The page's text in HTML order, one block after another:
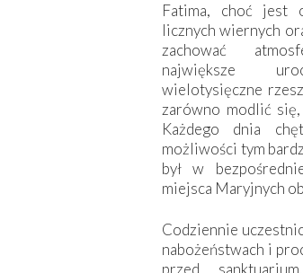
Fatima, choć jest
licznych wiernych
zachować
największe
wielotysięczne
zarówno modlić
Każdego dnia
możliwości tym
był w
miejsca Maryjnych
Codziennie
nabożeństwach i
przed